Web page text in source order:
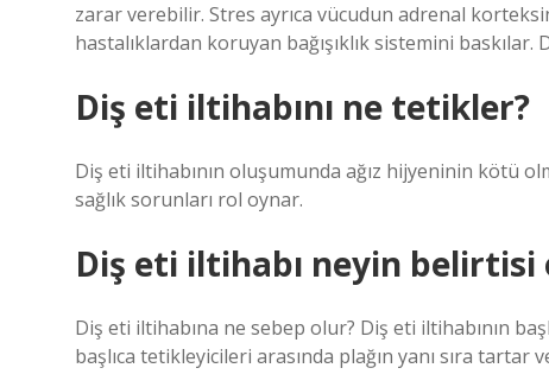
zarar verebilir. Stres ayrıca vücudun adrenal
hastalıklardan koruyan bağışıklık sistemini baskılar.
Diş eti iltihabını ne tetikler?
Diş eti iltihabının oluşumunda ağız hijyeninin kötü
sağlık sorunları rol oynar.
Diş eti iltihabı neyin belirtisi
Diş eti iltihabına ne sebep olur? Diş eti iltihabının
başlıca tetikleyicileri arasında plağın yanı sıra tartar